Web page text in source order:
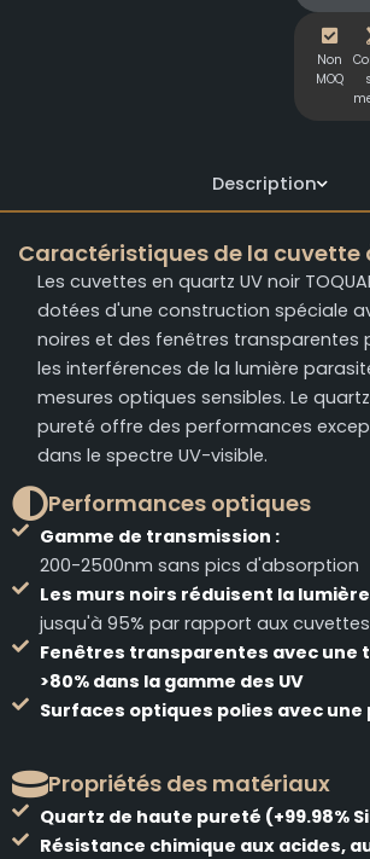
Non
MOQ
Description
Caractéristiques de la cuvette
Les cuvettes en quartz UV noir
dotées d'une construction spéciale
noires et des fenêtres transparentes
les interférences de la lumière
mesures optiques sensibles. Le
pureté offre des performances
dans le spectre UV-visible.
Performances optiques
Gamme de transmission :
200-2500nm sans pics d'absorption
Les murs noirs réduisent la
jusqu'à 95% par rapport aux
Fenêtres transparentes avec une
>80% dans la gamme des UV
Surfaces optiques polies avec une
Propriétés des matériaux
Quartz de haute pureté (+99.98%
Résistance chimique aux acides,